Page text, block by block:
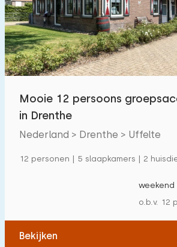
Mooie 12 persoons
in Drenthe
Nederland > Drenthe > Uffelte
12 personen | 5 slaapkamers | 2
weekend
o.b.v. 12
Bekijken